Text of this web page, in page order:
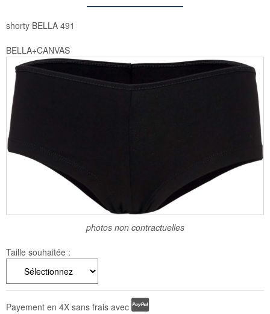
shorty BELLA 491
BELLA+CANVAS
photos non contractuelles
Taille souhaitée :
Payement en 4X sans frais avec